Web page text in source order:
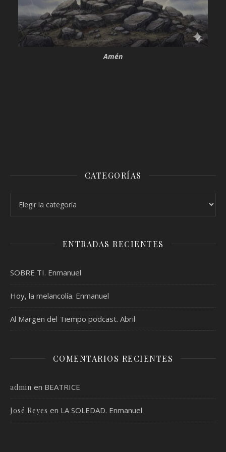
Amén
CATEGORÍAS
ENTRADAS RECIENTES
SOBRE TI. Enmanuel
Hoy, la melancolía. Enmanuel
Al Margen del Tiempo podcast. Abril
COMENTARIOS RECIENTES
admin en BEATRICE
José Reyes en LA SOLEDAD. Enmanuel